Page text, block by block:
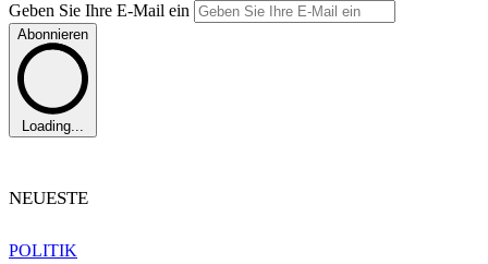
Geben Sie Ihre E-Mail ein
Abonnieren
Loading...
NEUESTE
POLITIK